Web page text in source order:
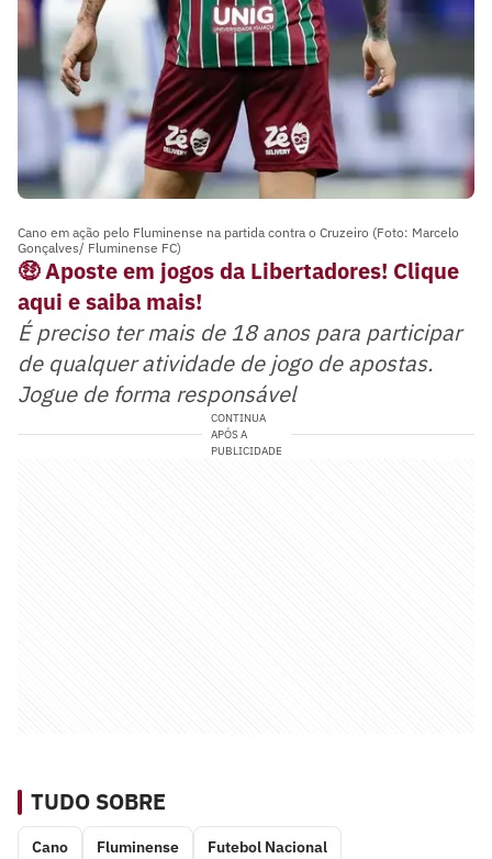
Cano em ação pelo Fluminense na partida contra o Cruzeiro (Foto: Marcelo
Gonçalves/ Fluminense FC)
🤑Aposte em jogos da Libertadores! Clique
aqui e saiba mais!
É preciso ter mais de 18 anos para participar
de qualquer atividade de jogo de apostas.
Jogue de forma responsável
CONTINUA
APÓS A
PUBLICIDADE
TUDO SOBRE
Cano Fluminense Futebol Nacional